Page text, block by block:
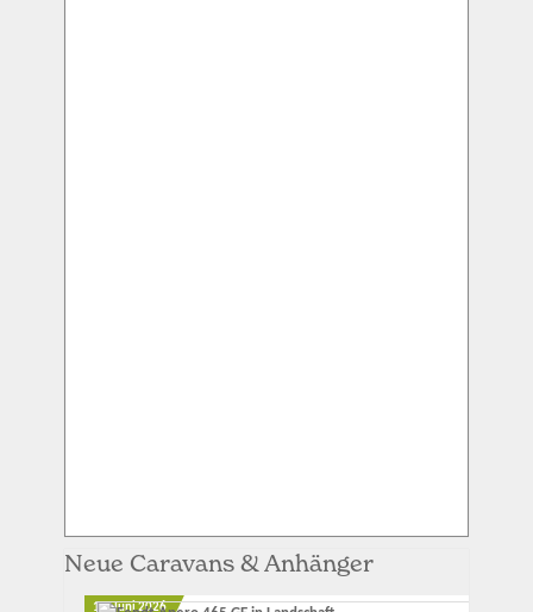
Neue Caravans & Anhänger
12. Juni 2026